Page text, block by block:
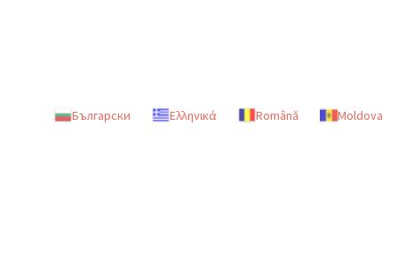
Български Ελληνικά Română Moldova